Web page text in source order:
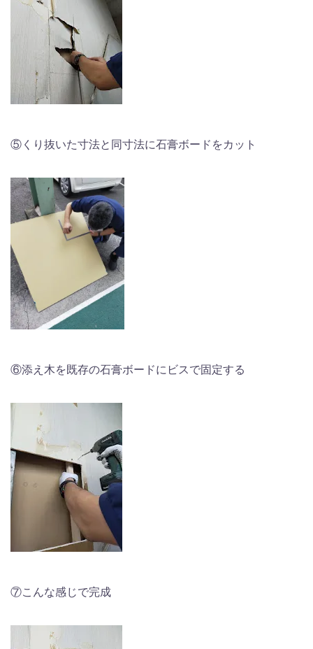
⑤くり抜いた寸法と同寸法に石膏ボードをカット
⑥添え木を既存の石膏ボードにビスで固定する
⑦こんな感じで完成